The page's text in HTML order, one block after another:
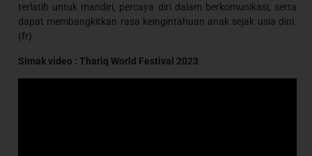
terlatih untuk mandiri, percaya diri dalam berkomunikasi, serta
dapat membangkitkan rasa keingintahuan anak sejak usia dini.
(fr)
Simak video : Thariq World Festival 2023